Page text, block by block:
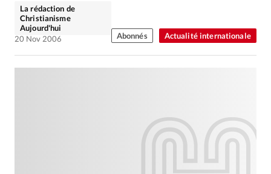
Vécu
Vie Intérieure
Actualité internationale
La rédaction de
Christianisme
Aujourd'hui
20 Nov 2006
Abonnés